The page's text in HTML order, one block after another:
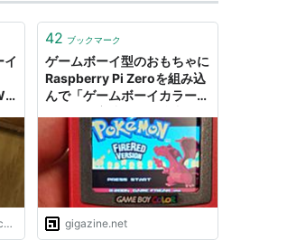
イ
42 ブックマーク
ゲームボーイ型のおもちゃに
Raspberry Pi Zeroを組み込
んで「ゲームボーイカラー・
gigazine.net